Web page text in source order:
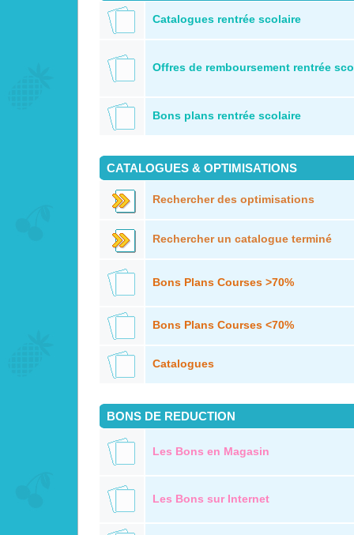
Catalogues rentrée scolaire
Offres de remboursement rentrée
Bons plans rentrée scolaire
CATALOGUES & OPTIMISATIONS
Rechercher des optimisations
Rechercher un catalogue terminé
Bons Plans Courses >70%
Bons Plans Courses <70%
Catalogues
BONS DE REDUCTION
Les Bons en Magasin
Les Bons sur Internet